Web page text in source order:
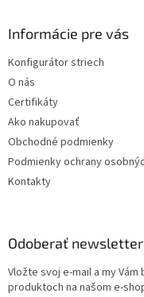
Informácie pre vás
Konfigurátor striech
O nás
Certifikáty
Ako nakupovať
Obchodné podmienky
Podmienky ochrany
Kontakty
Odoberať newsletter
Vložte svoj e-mail a my
produktoch na našom e-